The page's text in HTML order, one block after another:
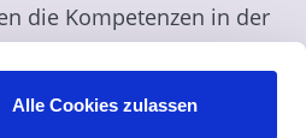
Alle Cookies zulassen
die Kompetenzen in der
Die Erweiterung des
Der